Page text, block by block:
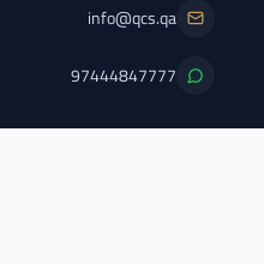
info@qcs.qa
97444847777